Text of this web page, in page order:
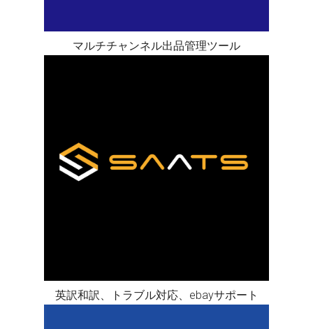
マルチチャンネル出品管理ツール
英訳和訳、トラブル対応、ebayサポート